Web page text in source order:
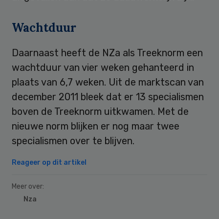
Wachtduur
Daarnaast heeft de NZa als Treeknorm een
wachtduur van vier weken gehanteerd in
plaats van 6,7 weken. Uit de marktscan van
december 2011 bleek dat er 13 specialismen
boven de Treeknorm uitkwamen. Met de
nieuwe norm blijken er nog maar twee
specialismen over te blijven.
Reageer op dit artikel
Meer over:
Nza